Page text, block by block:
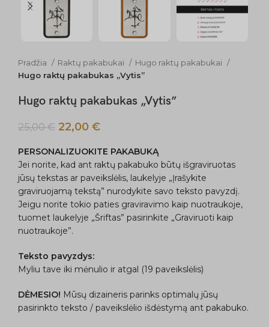
Pradžia Raktų pakabukai
Hugo raktų pakabukai
Hugo raktų pakabukas „Vytis”
Hugo raktų pakabukas „Vytis”
25,00€ 22,00 €
PERSONALIZUOKITE PAKABUKĄ
Jei norite, kad ant raktų pakabuko būtų išgraviruotas
jūsų tekstas ar paveikslėlis, laukelyje „Įrašykite
graviruojamą tekstą” nurodykite savo teksto pavyzdį.
Jeigu norite tokio paties graviravimo kaip nuotraukoje,
tuomet laukelyje „Šriftas” pasirinkite „Graviruoti kaip
nuotraukoje”.
Teksto pavyzdys:
Myliu tave iki mėnulio ir atgal (19 paveikslėlis)
DĖMESIO! Mūsų dizaineris parinks optimalų jūsų
pasirinkto teksto / paveikslėlio išdėstymą ant pakabuko.